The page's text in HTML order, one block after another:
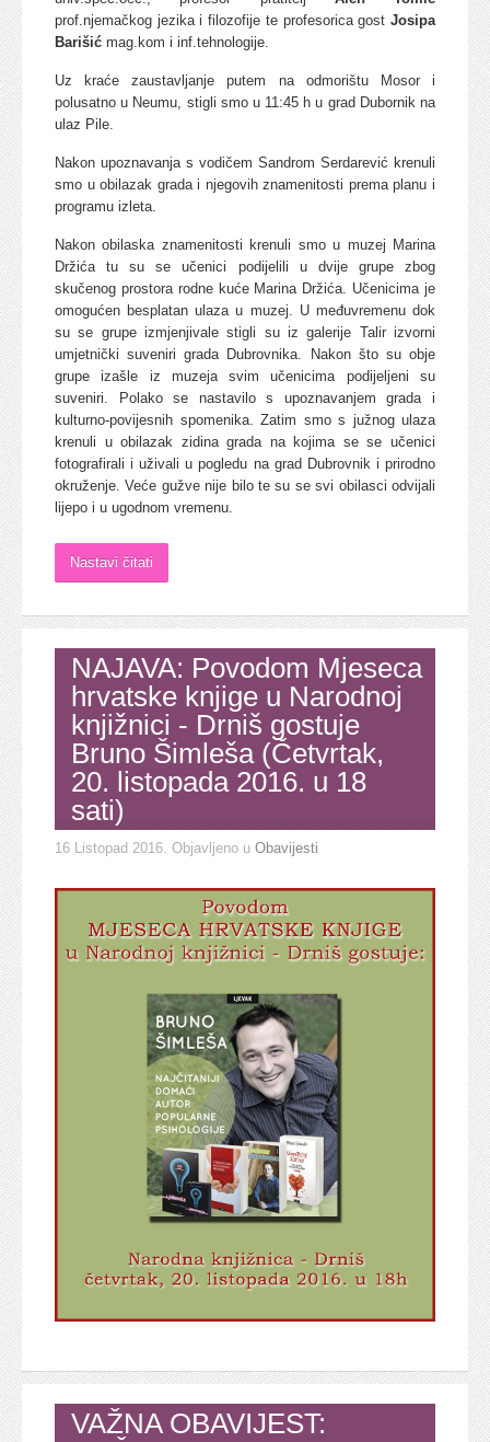
prof.njemačkog jezika i filozofije te profesorica gost Josipa
Barišić mag.kom i inf.tehnologije.
Uz kraće zaustavljanje putem na odmorištu Mosor i
polusatno u Neumu, stigli smo u 11:45 h u grad Dubornik na
ulaz Pile.
Nakon upoznavanja s vodičem Sandrom Serdarević krenuli
smo u obilazak grada i njegovih znamenitosti prema planu i
programu izleta.
Nakon obilaska znamenitosti krenuli smo u muzej Marina
Držića tu su se učenici podijelili u dvije grupe zbog
skučenog prostora rodne kuće Marina Držića. Učenicima je
omogućen besplatan ulaza u muzej. U međuvremenu dok
su se grupe izmjenjivale stigli su iz galerije Talir izvorni
umjetnički suveniri grada Dubrovnika. Nakon što su obje
grupe izašle iz muzeja svim učenicima podijeljeni su
suveniri. Polako se nastavilo s upoznavanjem grada i
kulturno-povijesnih spomenika. Zatim smo s južnog ulaza
krenuli u obilazak zidina grada na kojima se se učenici
fotografirali i uživali u pogledu na grad Dubrovnik i prirodno
okruženje. Veće gužve nije bilo te su se svi obilasci odvijali
lijepo i u ugodnom vremenu.
Nastavi čitati
NAJAVA: Povodom Mjeseca
hrvatske knjige u Narodnoj
knjižnici - Drniš gostuje
Bruno Šimleša (Četvrtak,
20. listopada 2016. u 18
sati)
16 Listopad 2016 . Objavljeno u Obavijesti
VAŽNA OBAVIJEST: